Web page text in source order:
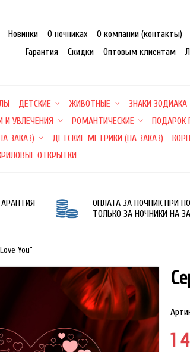
Новинки О ночниках О компании (контакты)
Гарантия
Скидки Оптовым клиентам
ДЕТСКИЕ ЖИВОТНЫЕ ЗНАКИ ЗОДИАКА
И УВЛЕЧЕНИЯ РОМАНТИЧЕСКИЕ ПОДАРОК
ЗАКАЗ) ДЕТСКИЕ МЕТРИКИ (НА ЗАКАЗ)
ОТКРЫТКИ
ОПЛАТА ЗА НОЧНИК ПРИ
ТОЛЬКО ЗА НОЧНИКИ НА
You"
1